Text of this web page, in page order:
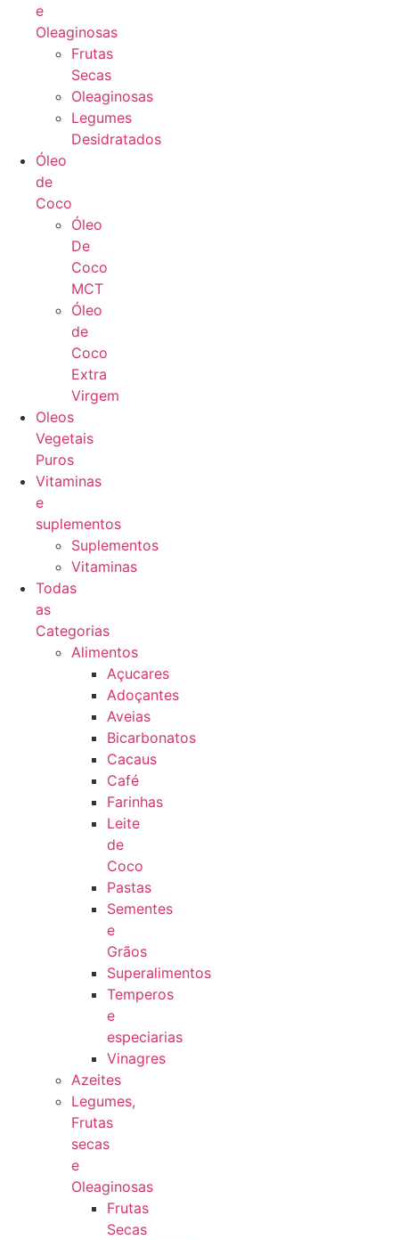
e
Oleaginosas
Frutas
Secas
Oleaginosas
Legumes
Desidratados
Óleo
de
Coco
Óleo
De
Coco
MCT
Óleo
de
Coco
Extra
Virgem
Oleos
Vegetais
Puros
Vitaminas
e
suplementos
Suplementos
Vitaminas
Todas
as
Categorias
Alimentos
Açucares
Adoçantes
Aveias
Bicarbonatos
Cacaus
Café
Farinhas
Leite
de
Coco
Pastas
Sementes
e
Grãos
Superalimentos
Temperos
e
especiarias
Vinagres
Azeites
Legumes,
Frutas
secas
e
Oleaginosas
Frutas
Secas